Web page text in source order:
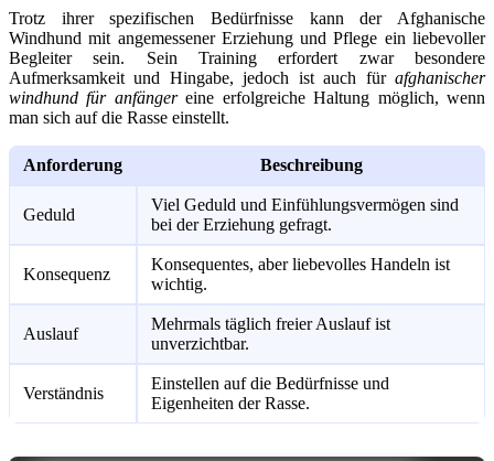
Trotz ihrer spezifischen Bedürfnisse kann der Afghanische
Windhund mit angemessener Erziehung und Pflege ein liebevoller
Begleiter sein. Sein Training erfordert zwar besondere
Aufmerksamkeit und Hingabe, jedoch ist auch für afghanischer
windhund für anfängereine erfolgreiche Haltung möglich, wenn
man sich auf die Rasse einstellt.
Anforderung Beschreibung
Geduld
Viel Geduld und Einfühlungsvermögen sind
bei der Erziehung gefragt.
Konsequenz
Konsequentes, aber liebevolles Handeln ist
wichtig.
Auslauf
Mehrmals täglich freier Auslauf ist
unverzichtbar.
Verständnis
Einstellen auf die Bedürfnisse und
Eigenheiten der Rasse.